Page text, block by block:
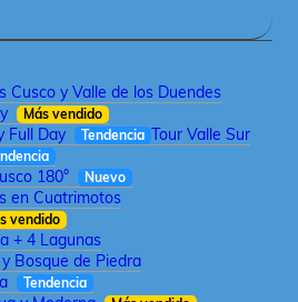
Cusco y Valle de los Duendes
Más vendido
Full Day Tendencia Tour Valle Sur
180° Nuevo
en Cuatrimotos
vendido
+ 4 Lagunas
Bosque de Piedra
Tendencia